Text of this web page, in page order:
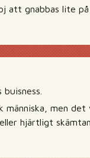
att gnabbas lite
människa, men
hjärtligt